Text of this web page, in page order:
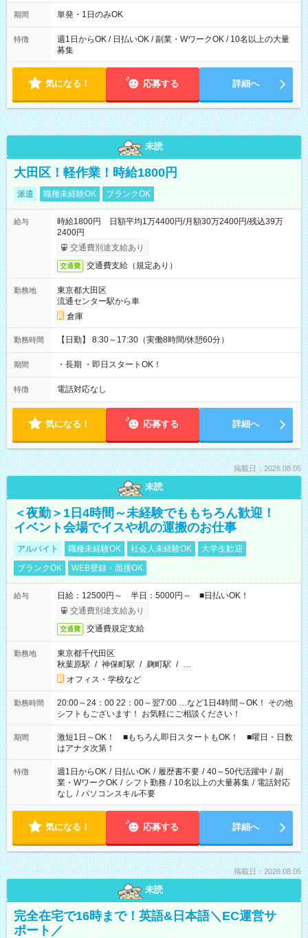
～21：00
期間 単発・1日のみOK
特徴
週1日からOK / 日払いOK / 副業・WワークOK / 10名以上の大量
募集
気になる！ 応募する 詳細へ
未読
大田区！軽作業！時給1800円
派遣 職種未経験OK ブランクOK
給与
時給1800円 日額平均1万4400円/月額30万2400円/残込39万
2400円
交通費別途支給あり
交通費 交通費支給（規定あり）
勤務地
東京都大田区
流通センター駅から車
倉庫
勤務時間 【日勤】 8:30～17:30（実働8時間/休憩60分）
期間 ・長期 ・即日スタートOK！
特徴 電話対応なし
気になる！ 応募する 詳細へ
掲載日：2026.08.05
未読
＜夜勤＞1日4時間～未経験でももちろん歓迎！
イベント会場でイスや机の運搬のお仕事
アルバイト 職種未経験OK 社会人未経験OK
大学生歓迎
ブランクOK
WEB登録・面接OK
給与
日給：12500円～ 半日：5000円～ ■日払いOK！
交通費別途支給あり
交通費 交通費規定支給
勤務地
東京都千代田区
秋葉原駅 / 神保町駅 / 麹町駅 / …
オフィス・学校など
勤務時間
20:00～24：00 22：00～翌7:00 …など1日4時間～OK！ その他
シフトもございます！ お気軽にご相談ください！
期間
激短1日～OK！ ■もちろん即日スタートもOK！ ■曜日・日数
はアナタ次第！
特徴 週1日からOK / 日払いOK / 履歴書不要 / 40～50代活躍中 / 副
業・WワークOK / シフト勤務 / 10名以上の大量募集 / 電話対応
なし / パソコンスキル不要
気になる！ 応募する 詳細へ
掲載日：2026.08.05
未読
完全在宅で16時まで！英語&日本語＼EC運営サ
ポート／